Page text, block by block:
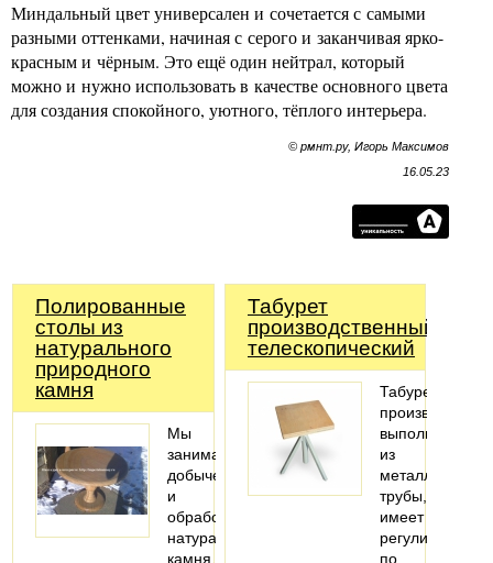
Миндальный цвет универсален и сочетается с самыми
разными оттенками, начиная с серого и заканчивая ярко-
красным и чёрным. Это ещё один нейтрал, который
можно и нужно использовать в качестве основного цвета
для создания спокойного, уютного, тёплого интерьера.
© рмнт.ру, Игорь Максимов
16.05.23
Полированные
столы из
натурального
природного
камня
Мы
занимаемся
добычей
и
обработкой
натурального
камня.
Табурет
производственный
телескопический
Табурет
выполнен
из
металлической
трубы,
имеет
регулировку
по